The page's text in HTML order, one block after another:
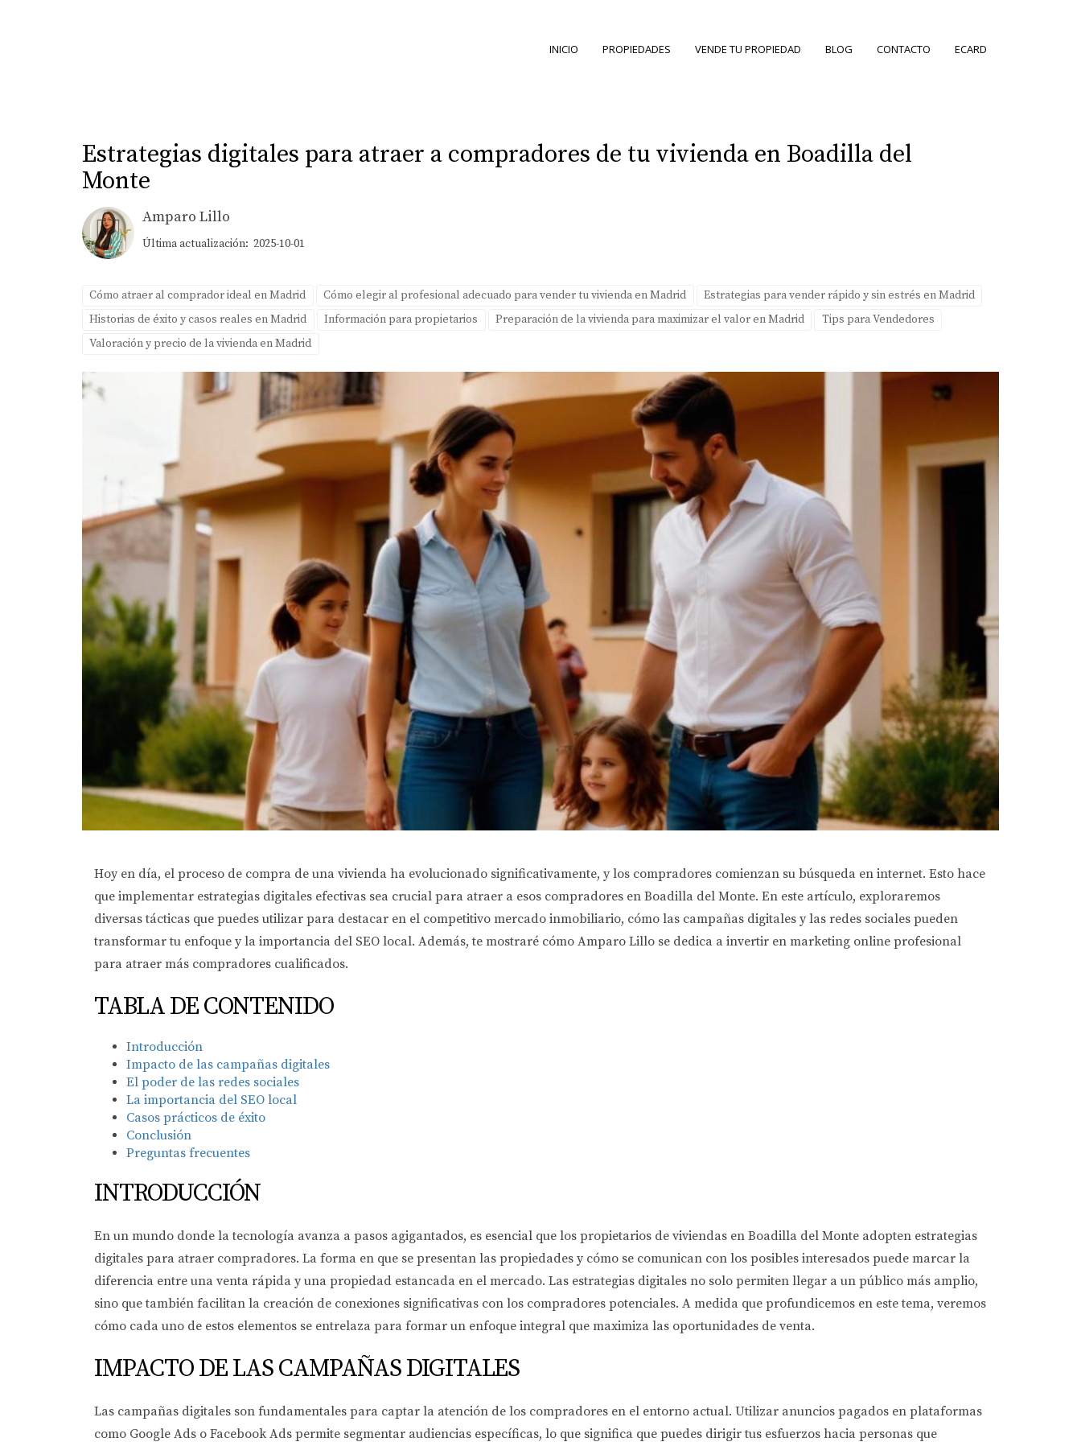
INICIO PROPIEDADES VENDE TU PROPIEDAD BLOG CONTACTO ECARD
Estrategias digitales para atraer a compradores de tu vivienda en Boadilla del
Monte
Amparo Lillo
Última actualización: 2025-10-01
Cómo atraer al comprador ideal en Madrid Cómo elegir al profesional adecuado para vender tu vivienda en Madrid
Estrategias para vender rápido y sin estrés en Madrid
Historias de éxito y casos reales en Madrid
Información para propietarios Preparación de la vivienda para maximizar el valor en Madrid
Tips para Vendedores
Valoración y precio de la vivienda en Madrid
Hoy en día, el proceso de compra de una vivienda ha evolucionado significativamente, y los compradores comienzan su búsqueda en internet. Esto hace
que implementar estrategias digitales efectivas sea crucial para atraer a esos compradores en Boadilla del Monte. En este artículo, exploraremos
diversas tácticas que puedes utilizar para destacar en el competitivo mercado inmobiliario, cómo las campañas digitales y las redes sociales pueden
transformar tu enfoque y la importancia del SEO local. Además, te mostraré cómo Amparo Lillo se dedica a invertir en marketing online profesional
para atraer más compradores cualificados.
TABLA DE CONTENIDO
Introducción
Impacto de las campañas digitales
El poder de las redes sociales
La importancia del SEO local
Casos prácticos de éxito
Conclusión
Preguntas frecuentes
INTRODUCCIÓN
En un mundo donde la tecnología avanza a pasos agigantados, es esencial que los propietarios de viviendas en Boadilla del Monte adopten estrategias
digitales para atraer compradores. La forma en que se presentan las propiedades y cómo se comunican con los posibles interesados puede marcar la
diferencia entre una venta rápida y una propiedad estancada en el mercado. Las estrategias digitales no solo permiten llegar a un público más amplio,
sino que también facilitan la creación de conexiones significativas con los compradores potenciales. A medida que profundicemos en este tema, veremos
cómo cada uno de estos elementos se entrelaza para formar un enfoque integral que maximiza las oportunidades de venta.
IMPACTO DE LAS CAMPAÑAS DIGITALES
Las campañas digitales son fundamentales para captar la atención de los compradores en el entorno actual. Utilizar anuncios pagados en plataformas
como Google Ads o Facebook Ads permite segmentar audiencias específicas, lo que significa que puedes dirigir tus esfuerzos hacia personas que